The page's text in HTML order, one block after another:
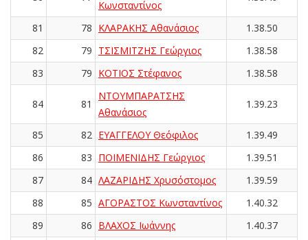
Κωνσταντίνος
81 78 ΚΛΑΡΑΚΗΣ Αθανάσιος
1.38.50
82
79 ΤΣΙΣΜΙΤΖΗΣ Γεώργιος
1.38.58
83
79 ΚΟΤΙΟΣ Στέφανος 1.38.58
84 81
ΝΤΟΥΜΠΑΡΑΤΣΗΣ
Αθανάσιος
1.39.23
85 82 ΕΥΑΓΓΕΛΟΥ Θεόφιλος
1.39.49
86
83 ΠΟΙΜΕΝΙΔΗΣ Γεώργιος
1.39.51
87
84 ΛΑΖΑΡΙΔΗΣ Χρυσόστομος
1.39.59
88
85 ΑΓΟΡΑΣΤΟΣ Κωνσταντίνος
1.40.32
89
86 ΒΛΑΧΟΣ Ιωάννης
1.40.37